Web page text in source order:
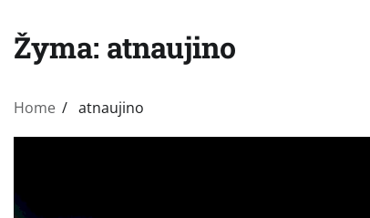
Žyma: atnaujino
Home atnaujino